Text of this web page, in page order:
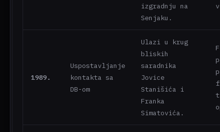
izgradnju na
Senjaku.
1989.
Uspostavljanje
kontakta sa
DB-om
Ulazi u krug
bliskih
saradnika
Jovice
Stanišića i
Franka
Simatovića.